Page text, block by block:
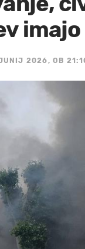
imajo
2026, OB